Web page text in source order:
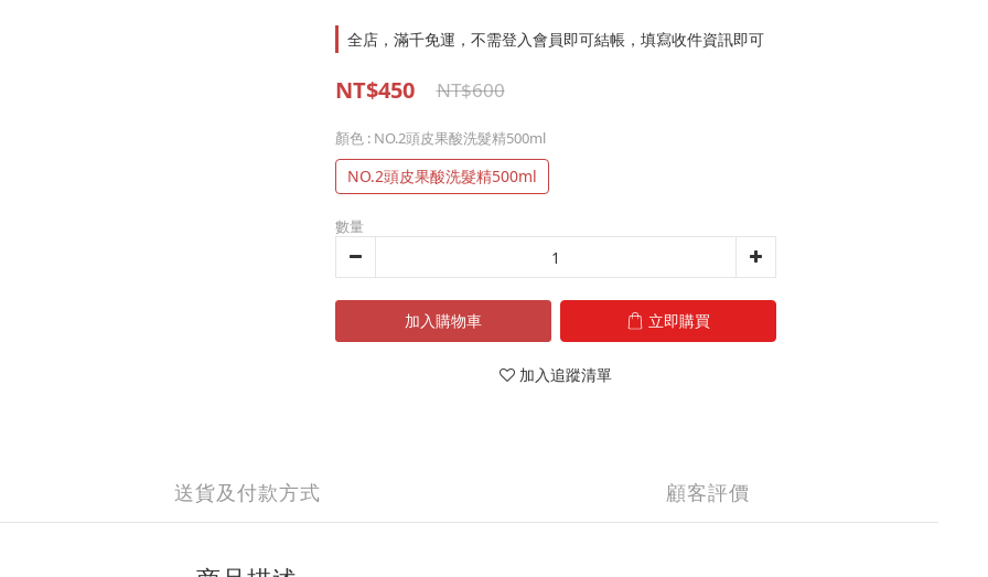
全店，滿千免運，不需登入會員即可結帳，填寫收件資訊即可
NT$450 NT$600
顏色 : NO.2頭皮果酸洗髮精500ml
NO.2頭皮果酸洗髮精500ml
數量
加入購物車 立即購買
加入追蹤清單
送貨及付款方式 顧客評價